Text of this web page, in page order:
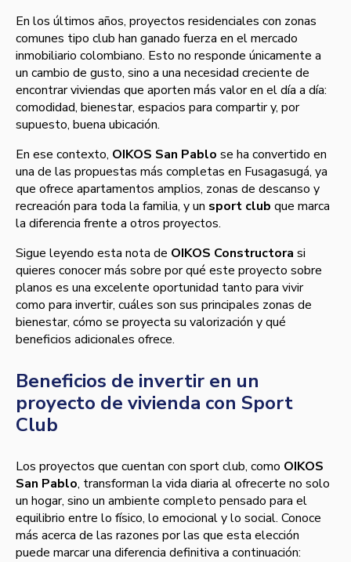
En los últimos años, proyectos residenciales con zonas
comunes tipo club han ganado fuerza en el mercado
inmobiliario colombiano. Esto no responde únicamente a
un cambio de gusto, sino a una necesidad creciente de
encontrar viviendas que aporten más valor en el día a día:
comodidad, bienestar, espacios para compartir y, por
supuesto, buena ubicación.
En ese contexto, OIKOS San Pablo se ha convertido en
una de las propuestas más completas en Fusagasugá, ya
que ofrece apartamentos amplios, zonas de descanso y
recreación para toda la familia, y un sport club que marca
la diferencia frente a otros proyectos.
Sigue leyendo esta nota de OIKOS Constructora si
quieres conocer más sobre por qué este proyecto sobre
planos es una excelente oportunidad tanto para vivir
como para invertir, cuáles son sus principales zonas de
bienestar, cómo se proyecta su valorización y qué
beneficios adicionales ofrece.
Beneficios de invertir en un
proyecto de vivienda con Sport
Club
Los proyectos que cuentan con sport club, como OIKOS
San Pablo, transforman la vida diaria al ofrecerte no solo
un hogar, sino un ambiente completo pensado para el
equilibrio entre lo físico, lo emocional y lo social. Conoce
más acerca de las razones por las que esta elección
puede marcar una diferencia definitiva a continuación: